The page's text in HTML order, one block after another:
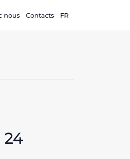
nous Contacts FR
24